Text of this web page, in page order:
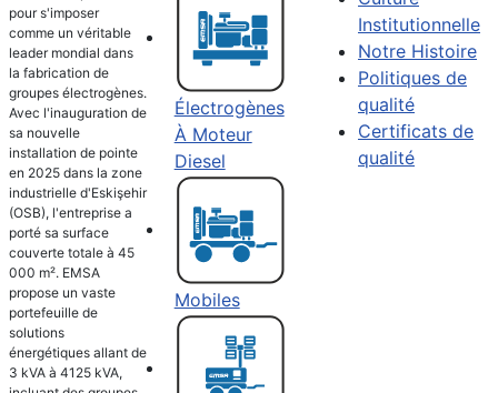
pour s'imposer
comme un véritable
leader mondial dans
la fabrication de
groupes électrogènes.
Avec l'inauguration de
sa nouvelle
installation de pointe
en 2025 dans la zone
industrielle d'Eskişehir
(OSB), l'entreprise a
porté sa surface
couverte totale à 45
000 m². EMSA
propose un vaste
portefeuille de
solutions
énergétiques allant de
3 kVA à 4125 kVA,
Électrogènes
À Moteur
Diesel
Mobiles
Institutionnelle
Notre Histoire
Politiques de
qualité
Certificats de
qualité